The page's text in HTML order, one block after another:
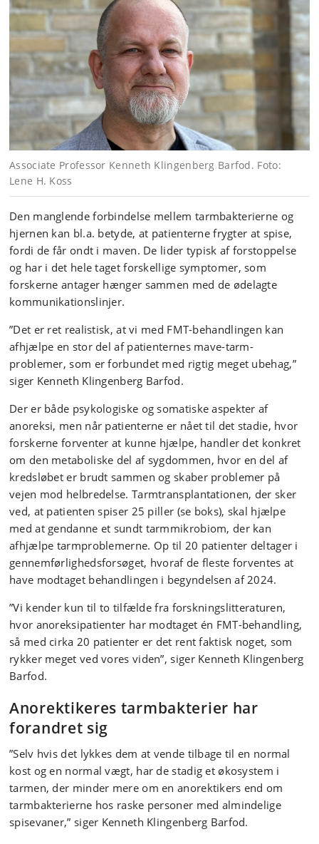
Kontakt Kenneth Barfod på
kenneth.barfod@food.ku.dk, hvis du er interesseret i at
høre mere.
Forskningen i tarmbakterier og Anoreksi er støttet af
Lundbeck Fonden LF-Experiment
https://lundbeckfonden.com/en/a-10
Associate Professor Kenneth Klingenberg Barfod. Foto:
Lene H. Koss
Den manglende forbindelse mellem tarmbakterierne og
hjernen kan bl.a. betyde, at patienterne frygter at spise,
fordi de får ondt i maven. De lider typisk af forstoppelse
og har i det hele taget forskellige symptomer, som
forskerne antager hænger sammen med de ødelagte
kommunikationslinjer.
”Det er ret realistisk, at vi med FMT-behandlingen kan
afhjælpe en stor del af patienternes mave-tarm-
problemer, som er forbundet med rigtig meget ubehag,”
siger Kenneth Klingenberg Barfod.
Der er både psykologiske og somatiske aspekter af
anoreksi, men når patienterne er nået til det stadie, hvor
forskerne forventer at kunne hjælpe, handler det konkret
om den metaboliske del af sygdommen, hvor en del af
kredsløbet er brudt sammen og skaber problemer på
vejen mod helbredelse. Tarmtransplantationen, der sker
ved, at patienten spiser 25 piller (se boks), skal hjælpe
med at gendanne et sundt tarmmikrobiom, der kan
afhjælpe tarmproblemerne. Op til 20 patienter deltager i
gennemførlighedsforsøget, hvoraf de fleste forventes at
have modtaget behandlingen i begyndelsen af 2024.
”Vi kender kun til to tilfælde fra forskningslitteraturen,
hvor anoreksipatienter har modtaget én FMT-behandling,
så med cirka 20 patienter er det rent faktisk noget, som
rykker meget ved vores viden”, siger Kenneth Klingenberg
Barfod.
Anorektikeres tarmbakterier har
forandret sig
”Selv hvis det lykkes dem at vende tilbage til en normal
kost og en normal vægt, har de stadig et økosystem i
tarmen, der minder mere om en anorektikers end om
tarmbakterierne hos raske personer med almindelige
spisevaner,” siger Kenneth Klingenberg Barfod.